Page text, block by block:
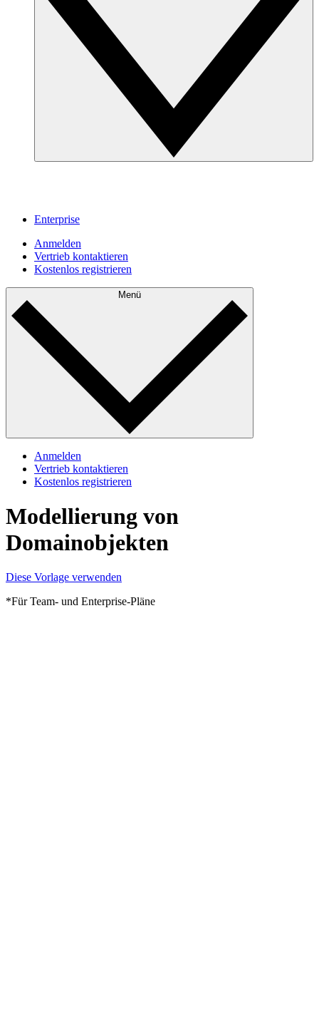
Enterprise
Anmelden
Vertrieb kontaktieren
Kostenlos registrieren
Menü
Anmelden
Vertrieb kontaktieren
Kostenlos registrieren
Modellierung von
Domainobjekten
Diese Vorlage verwenden
*Für Team- und Enterprise-Pläne